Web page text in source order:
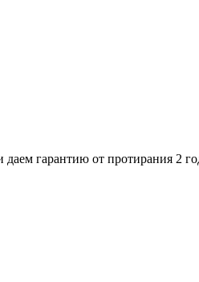
гарантию от протирания 2